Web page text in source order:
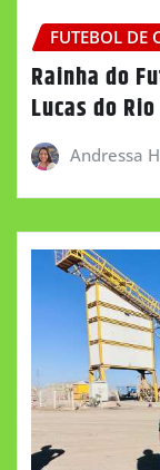
FUTEBOL DE
Rainha do
Lucas do
Andressa